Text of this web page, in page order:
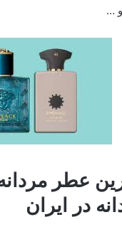
…
عطر
در ایران